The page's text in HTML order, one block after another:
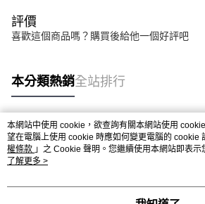
評價
喜歡這個商品嗎？購買後給他一個好評吧
本分類熱銷全站排行
熱門標籤
本網站中使用 cookie，欲查詢有關本網站使用
望在電腦上使用 cookie 時應如何變更電腦的 cookie
權條款 」之 Cookie 聲明。您繼續使用本網站即表
用條款之 Cookie 聲明使用 cookie。
了解更多 >